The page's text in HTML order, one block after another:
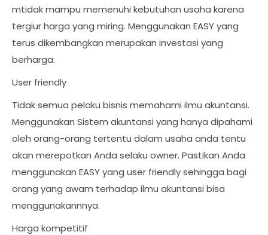
mtidak mampu memenuhi kebutuhan usaha karena
tergiur harga yang miring. Menggunakan EASY yang
terus dikembangkan merupakan investasi yang
berharga.
User friendly
Tidak semua pelaku bisnis memahami ilmu akuntansi.
Menggunakan Sistem akuntansi yang hanya dipahami
oleh orang-orang tertentu dalam usaha anda tentu
akan merepotkan Anda selaku owner. Pastikan Anda
menggunakan EASY yang user friendly sehingga bagi
orang yang awam terhadap ilmu akuntansi bisa
menggunakannnya.
Harga kompetitif